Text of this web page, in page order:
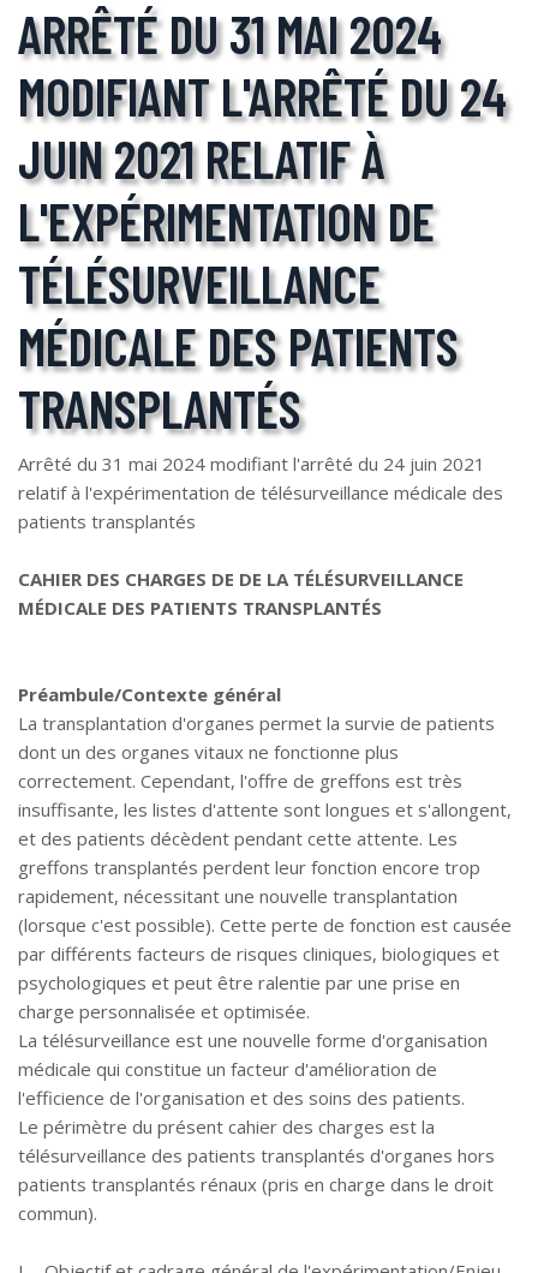
ARRÊTÉ DU 31 MAI 2024
MODIFIANT L'ARRÊTÉ DU 24
JUIN 2021 RELATIF À
L'EXPÉRIMENTATION DE
TÉLÉSURVEILLANCE
MÉDICALE DES PATIENTS
TRANSPLANTÉS
Arrêté du 31 mai 2024 modifiant l'arrêté du 24 juin 2021
relatif à l'expérimentation de télésurveillance médicale des
patients transplantés
CAHIER DES CHARGES DE DE LA TÉLÉSURVEILLANCE
MÉDICALE DES PATIENTS TRANSPLANTÉS
Préambule/Contexte général
La transplantation d'organes permet la survie de patients
dont un des organes vitaux ne fonctionne plus
correctement. Cependant, l'offre de greffons est très
insuffisante, les listes d'attente sont longues et s'allongent,
et des patients décèdent pendant cette attente. Les
greffons transplantés perdent leur fonction encore trop
rapidement, nécessitant une nouvelle transplantation
(lorsque c'est possible). Cette perte de fonction est causée
par différents facteurs de risques cliniques, biologiques et
psychologiques et peut être ralentie par une prise en
charge personnalisée et optimisée.
La télésurveillance est une nouvelle forme d'organisation
médicale qui constitue un facteur d'amélioration de
l'efficience de l'organisation et des soins des patients.
Le périmètre du présent cahier des charges est la
télésurveillance des patients transplantés d'organes hors
patients transplantés rénaux (pris en charge dans le droit
commun).